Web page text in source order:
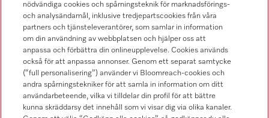
Hitta återförsäljare
Följ Miele Professional
nödvändiga cookies och spårningsteknik för marknadsförings-
och analysändamål, inklusive tredjepartscookies från våra
partners och tjänsteleverantörer, som samlar in information
om din användning av webbplatsen och hjälper oss att
anpassa och förbättra din onlineupplevelse. Cookies används
också för att anpassa annonser. Genom ett separat samtycke
(“full personalisering”) använder vi Bloomreach-cookies och
andra spårningstekniker för att samla in information om ditt
användarbeteende, vilka vi tilldelar din profil för att bättre
kunna skräddarsy det innehåll som vi visar dig via olika kanaler.